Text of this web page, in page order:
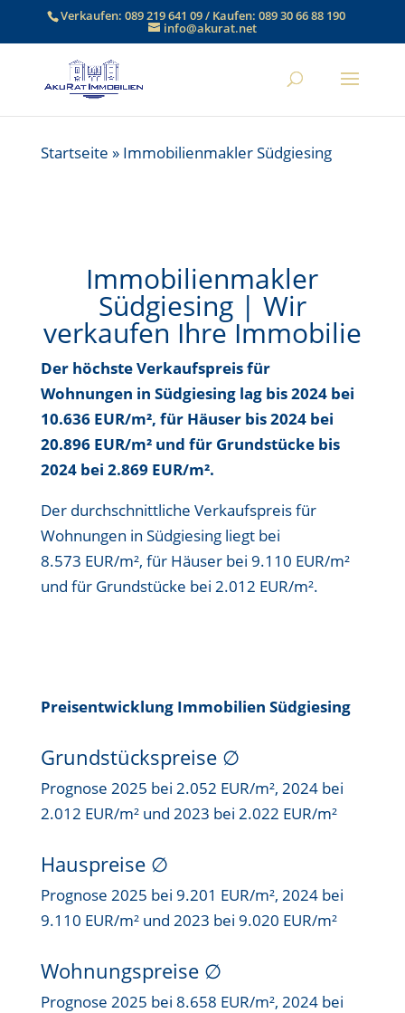
Verkaufen:089 219 641 09/ Kaufen:089 30 66 88 190
info@akurat.net
Startseite » Immobilienmakler Südgiesing
Immobilienmakler
Südgiesing | Wir
verkaufen Ihre Immobilie
Der höchste Verkaufspreis für
Wohnungen in Südgiesing lag bis2024 bei
10.636 EUR/m², für Häuser bis2024 bei
20.896 EUR/m²und für Grundstücke bis
2024 bei 2.869 EUR/m².
Der durchschnittliche Verkaufspreis für
Wohnungen in Südgiesing liegt bei
8.573 EUR/m², für Häuser bei 9.110 EUR/m²
und für Grundstücke bei 2.012 EUR/m².
Preisentwicklung Immobilien Südgiesing
Grundstückspreise ∅
Prognose 2025 bei 2.052 EUR/m², 2024 bei
2.012 EUR/m² und 2023 bei 2.022 EUR/m²
Hauspreise ∅
Prognose 2025 bei 9.201 EUR/m², 2024 bei
9.110 EUR/m² und 2023 bei 9.020 EUR/m²
Wohnungspreise ∅
Prognose 2025 bei 8.658 EUR/m², 2024 bei